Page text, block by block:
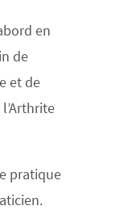
en
de
et de
pratique